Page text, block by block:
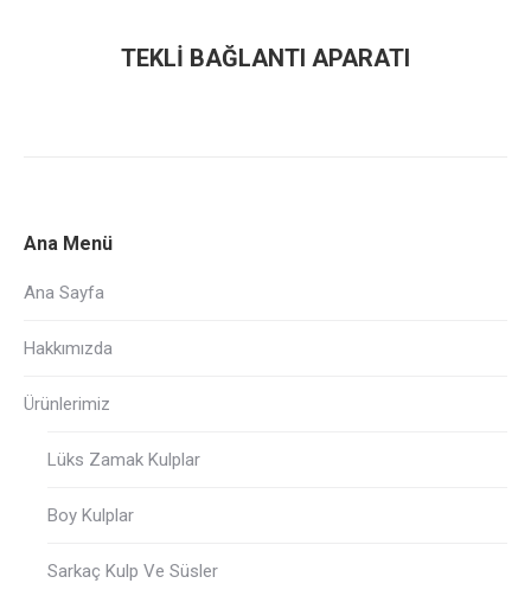
TEKLİ BAĞLANTI APARATI
Ana Menü
Ana Sayfa
Hakkımızda
Ürünlerimiz
Lüks Zamak Kulplar
Boy Kulplar
Sarkaç Kulp Ve Süsler